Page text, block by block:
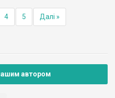
4 5 Далі »
автором